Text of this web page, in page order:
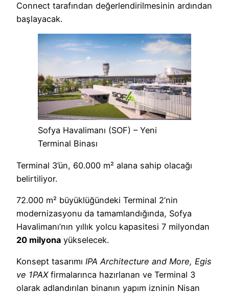
Connect tarafından değerlendirilmesinin ardından
başlayacak.
Sofya Havalimanı (SOF) – Yeni
Terminal Binası
Terminal 3’ün, 60.000 m² alana sahip olacağı
belirtiliyor.
72.000 m² büyüklüğündeki Terminal 2’nin
modernizasyonu da tamamlandığında, Sofya
Havalimanı’nın yıllık yolcu kapasitesi 7 milyondan
20 milyona yükselecek.
Konsept tasarımı IPA Architecture and More, Egis
ve 1PAXfirmalarınca hazırlanan ve Terminal 3
olarak adlandırılan binanın yapım izninin Nisan